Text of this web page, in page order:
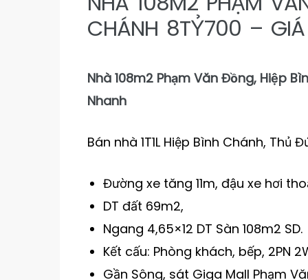
CHÁNH 8TỶ700 –
Nhà 108m2 Phạm Văn Đồng, Hiệp
Nhanh
Bán nhà 1T1L Hiệp Bình Chánh, Thủ
Đường xe tăng 11m, đậu xe hơi
DT đất 69m2,
Ngang 4,65×12 DT Sàn 108m2 SD.
Kết cấu: Phòng khách, bếp, 2PN
Gần Sông, sát Giga Mall Phạm